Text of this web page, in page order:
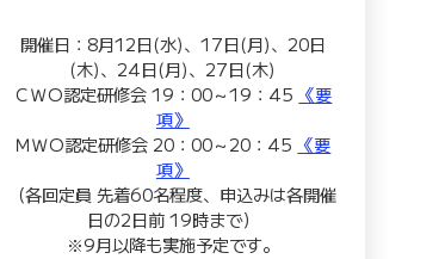
開催日：8月12日(水)、17日(月)、20日
(木)、24日(月)、27日(木)
ＣＷＯ認定研修会 19：00～19：45 《要
項》
ＭＷＯ認定研修会 20：00～20：45 《要
項》
（各回定員 先着60名程度、申込みは各開催
日の2日前 19時まで）
※9月以降も実施予定です。